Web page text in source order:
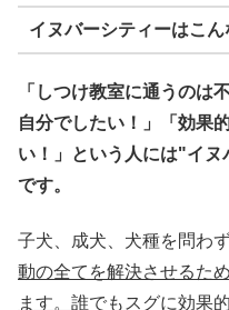
イヌバーシティーはこ
「しつけ教室に通うの
自分でしたい！」「効果
い！」という人には"イ
です。
子犬、成犬、犬種を問わず
動の全てを解決させるた
ます。 誰でもスグに効果